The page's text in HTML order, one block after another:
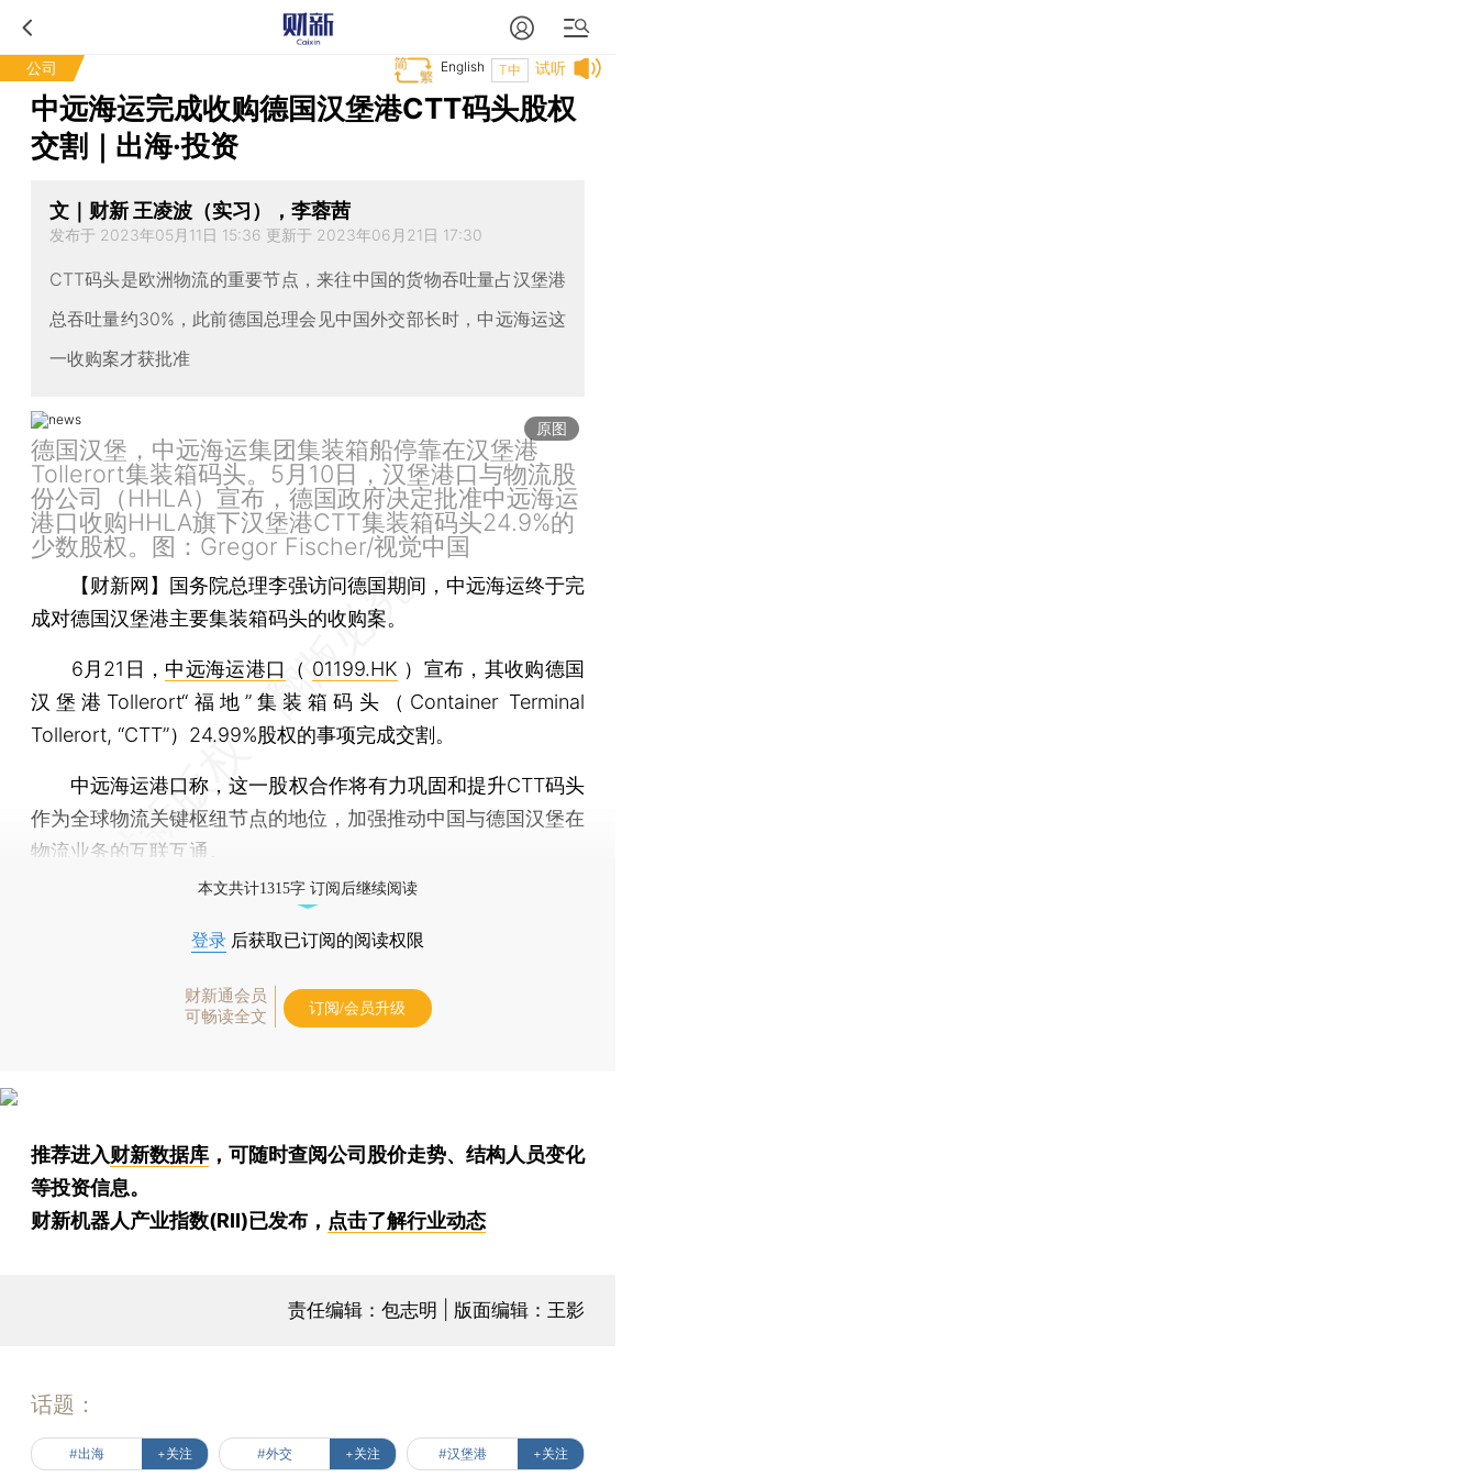
公司 试听
T中
English
中远海运完成收购德国汉堡港CTT码头股权
交割｜出海·投资
文｜财新 王凌波（实习），李蓉茜
发布于 2023年05月11日 15:36 更新于 2023年06月21日 17:30
CTT码头是欧洲物流的重要节点，来往中国的货物吞吐量占汉堡港
总吞吐量约30%，此前德国总理会见中国外交部长时，中远海运这
一收购案才获批准
原图
德国汉堡，中远海运集团集装箱船停靠在汉堡港
Tollerort集装箱码头。5月10日，汉堡港口与物流股
份公司（HHLA）宣布，德国政府决定批准中远海运
港口收购HHLA旗下汉堡港CTT集装箱码头24.9%的
少数股权。图：Gregor Fischer/视觉中国
【财新网】 国务院总理李强访问德国期间，中远海运终于完
成对德国汉堡港主要集装箱码头的收购案。
6月21日， 中远海运港口 （ 01199.HK ）宣布，其收购德国
汉堡港Tollerort“福地”集装箱码头（Container Terminal
Tollerort, “CTT”）24.99%股权的事项完成交割。
中远海运港口称，这一股权合作将有力巩固和提升CTT码头
作为全球物流关键枢纽节点的地位，加强推动中国与德国汉堡在
物流业务的互联互通。
本文共计1315字 订阅后继续阅读
登录 后获取已订阅的阅读权限
财新通会员
可畅读全文
订阅/会员升级
推荐进入财新数据库 ，可随时查阅公司股价走势、结构人员变化
等投资信息。
财新机器人产业指数(RII)已发布， 点击了解行业动态
责任编辑：包志明 | 版面编辑：王影
话题：
#出海 +关注 #外交 +关注 #汉堡港 +关注